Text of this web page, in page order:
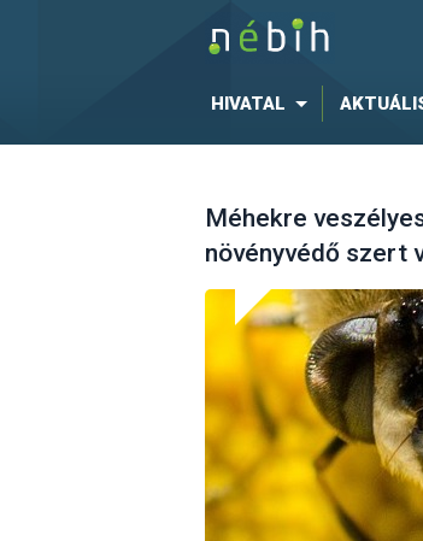
HIVATAL
Méhekre
növényvédő szert